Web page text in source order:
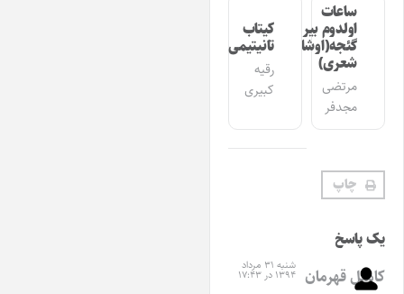
ساعات
اولدوم بیر
گئجه(اوشاق
شعری)
مرتضی
مجدفر
کیتاب
تانیتیمی
کبیری
چاپ
پاسخ
قهرمان
شنبه ۳۱ مرداد
۱۳۹۴ در ۱۷:۴۳